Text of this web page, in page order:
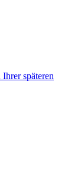
späteren